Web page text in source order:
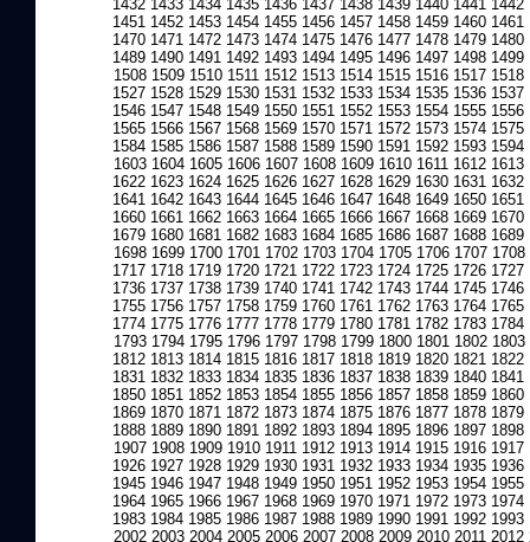
1432 1433 1434 1435 1436 1437 1438 1439 1440 1441 1442
1451 1452 1453 1454 1455 1456 1457 1458 1459 1460 1461
1470 1471 1472 1473 1474 1475 1476 1477 1478 1479 1480
1489 1490 1491 1492 1493 1494 1495 1496 1497 1498 1499
1508 1509 1510 1511 1512 1513 1514 1515 1516 1517 1518
1527 1528 1529 1530 1531 1532 1533 1534 1535 1536 1537
1546 1547 1548 1549 1550 1551 1552 1553 1554 1555 1556
1565 1566 1567 1568 1569 1570 1571 1572 1573 1574 1575
1584 1585 1586 1587 1588 1589 1590 1591 1592 1593 1594
1603 1604 1605 1606 1607 1608 1609 1610 1611 1612 1613
1622 1623 1624 1625 1626 1627 1628 1629 1630 1631 1632
1641 1642 1643 1644 1645 1646 1647 1648 1649 1650 1651
1660 1661 1662 1663 1664 1665 1666 1667 1668 1669 1670
1679 1680 1681 1682 1683 1684 1685 1686 1687 1688 1689
1698 1699 1700 1701 1702 1703 1704 1705 1706 1707 1708
1717 1718 1719 1720 1721 1722 1723 1724 1725 1726 1727
1736 1737 1738 1739 1740 1741 1742 1743 1744 1745 1746
1755 1756 1757 1758 1759 1760 1761 1762 1763 1764 1765
1774 1775 1776 1777 1778 1779 1780 1781 1782 1783 1784
1793 1794 1795 1796 1797 1798 1799 1800 1801 1802 1803
1812 1813 1814 1815 1816 1817 1818 1819 1820 1821 1822
1831 1832 1833 1834 1835 1836 1837 1838 1839 1840 1841
1850 1851 1852 1853 1854 1855 1856 1857 1858 1859 1860
1869 1870 1871 1872 1873 1874 1875 1876 1877 1878 1879
1888 1889 1890 1891 1892 1893 1894 1895 1896 1897 1898
1907 1908 1909 1910 1911 1912 1913 1914 1915 1916 1917
1926 1927 1928 1929 1930 1931 1932 1933 1934 1935 1936
1945 1946 1947 1948 1949 1950 1951 1952 1953 1954 1955
1964 1965 1966 1967 1968 1969 1970 1971 1972 1973 1974
1983 1984 1985 1986 1987 1988 1989 1990 1991 1992 1993
2002 2003 2004 2005 2006 2007 2008 2009 2010 2011 2012